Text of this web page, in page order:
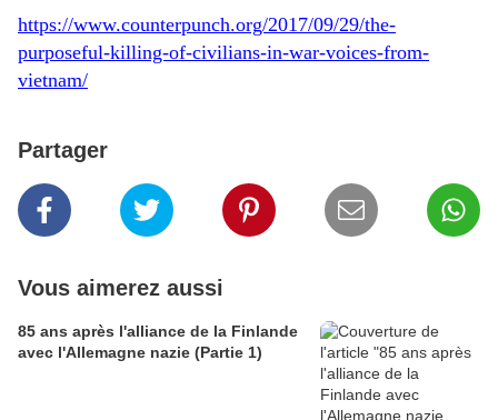
https://www.counterpunch.org/2017/09/29/the-
purposeful-killing-of-civilians-in-war-voices-from-
vietnam/
Partager
Vous aimerez aussi
85 ans après l'alliance de la Finlande
avec l'Allemagne nazie (Partie 1)